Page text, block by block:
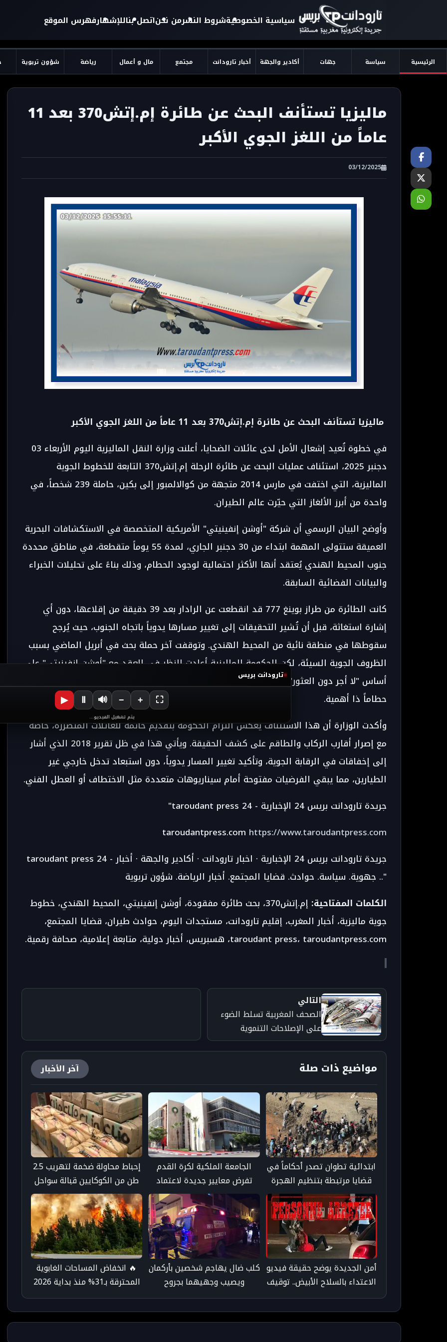
سياسية الخصوصيةشروط النشرمن نحناتصل بناللإشهارفهرس الموقع
الرئيسية سياسة جهات أكادير والجهة أخبار تارودانت مجتمع مال و أعمال رياضة شؤون تربوية
ماليزيا تستأنف البحث عن طائرة إم.إتش370 بعد 11
عاماً من اللغز الجوي الأكبر
03/12/2025
ماليزيا تستأنف البحث عن طائرة إم.إتش370 بعد 11 عاماً من اللغز الجوي الأكبر
في خطوة تُعيد إشعال الأمل لدى عائلات الضحايا، أعلنت وزارة النقل الماليزية اليوم الأربعاء 03
دجنبر 2025، استئناف عمليات البحث عن طائرة الرحلة إم.إتش370 التابعة للخطوط الجوية
الماليزية، التي اختفت في مارس 2014 متجهة من كوالالمبور إلى بكين، حاملة 239 شخصاً، في
واحدة من أبرز الألغاز التي حيّرت عالم الطيران.
وأوضح البيان الرسمي أن شركة "أوشن إنفينيتي" الأمريكية المتخصصة في الاستكشافات البحرية
العميقة ستتولى المهمة ابتداء من 30 دجنبر الجاري، لمدة 55 يوماً متقطعة، في مناطق محددة
جنوب المحيط الهندي يُعتقد أنها الأكثر احتمالية لوجود الحطام، وذلك بناءً على تحليلات الخبراء
والبيانات الفضائية السابقة.
كانت الطائرة من طراز بوينغ 777 قد انقطعت عن الرادار بعد 39 دقيقة من إقلاعها، دون أي
إشارة استغاثة، قبل أن تُشير التحقيقات إلى تغيير مسارها يدوياً باتجاه الجنوب، حيث يُرجح
سقوطها في منطقة نائية من المحيط الهندي. وتوقفت آخر حملة بحث في أبريل الماضي بسبب
الظروف الجوية السيئة، لكن الحكومة الماليزية أعادت النظر في العقد مع "أوشن إنفينيتي" على
حطاماً ذا أهمية.
وأكدت الوزارة أن هذا الاستئناف يعكس التزام الحكومة بتقديم خاتمة للعائلات المتضررة، خاصة
مع إصرار أقارب الركاب والطاقم على كشف الحقيقة. ويأتي هذا في ظل تقرير 2018 الذي أشار
إلى إخفاقات في الرقابة الجوية، وتأكيد تغيير المسار يدوياً، دون استبعاد تدخل خارجي غير
الطيارين، مما يبقي الفرضيات مفتوحة أمام سيناريوهات متعددة مثل الاختطاف أو العطل الفني.
"taroudant press 24 - جريدة تارودانت بريس 24 الإخبارية
taroudantpress.com https://www.taroudantpress.com
taroudant press 24 - جريدة تارودانت بريس 24 الإخبارية · اخبار تارودانت · أكادير والجهة · أخبار
جهوية. سياسة. حوادث. قضايا المجتمع. أخبار الرياضة. شؤون تربوية .."
الكلمات المفتاحية:
إم.إتش370، بحث طائرة مفقودة، أوشن إنفينيتي، المحيط الهندي، خطوط
جوية ماليزية، أخبار المغرب، إقليم تارودانت، مستجدات اليوم، حوادث طيران، قضايا المجتمع،
taroudant press، taroudantpress.com، هسبريس، أخبار دولية، متابعة إعلامية، صحافة رقمية.
التالي
الصحف المغربية تسلط الضوء
على الإصلاحات التنموية
والانتخابية في افتتاحية يوم
الأربعاء
مواضيع ذات صلة آخر الأخبار
ابتدائية تطوان تصدر أحكاماً في
قضايا مرتبطة بتنظيم الهجرة
غير النظامية
الجامعة الملكية لكرة القدم
تفرض معايير جديدة لاعتماد
وتصنيف المدارس والأكاديميات
الخاصة
إحباط محاولة ضخمة لتهريب 2.5
طن من الكوكايين قبالة سواحل
طرفاية
أمن الجديدة يوضح حقيقة فيديو
الاعتداء بالسلاح الأبيض.. توقيف
جميع المتورطين وإحالتهم على
العدالة
كلب ضال يهاجم شخصين بأركمان
ويصيب وجهيهما بجروح
🔥 انخفاض المساحات الغابوية
المحترقة بـ31% منذ بداية 2026
تارودانت بريس
▶ 🔊 − + ⛶
يتم تشغيل الفيديو...